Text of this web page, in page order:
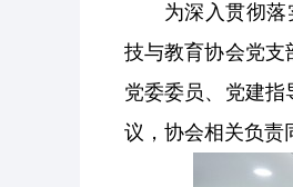
为深入贯彻
技与教育协会党支
党委委员、党建
议，协会相关负责